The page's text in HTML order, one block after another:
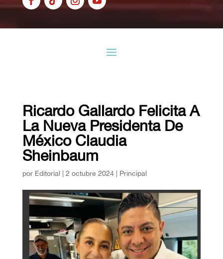
Ricardo Gallardo Felicita A
La Nueva Presidenta De
México Claudia
Sheinbaum
por Editorial| 2 octubre 2024| Principal